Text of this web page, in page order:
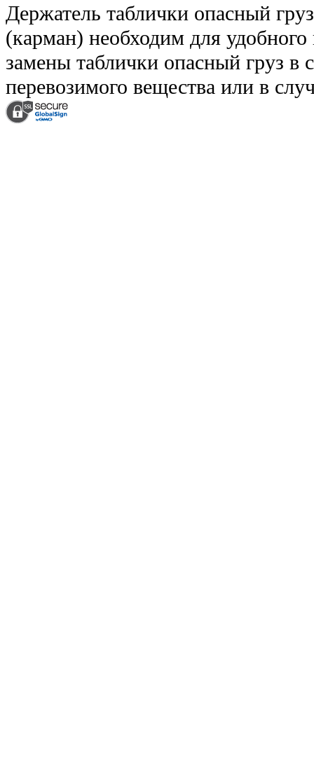
Держатель таблички опасный
(карман) необходим для
замены таблички опасный груз в
перевозимого вещества или в